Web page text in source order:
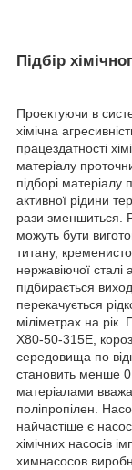
Підбір
Проектуючи в
хімічна
працездатності
матеріалу
підборі матеріалу
активної рідини
рази зменшиться.
можуть бути
титану,
нержавіючої сталі
підбирається
перекачується
міліметрах на
Х80-50-315Е,
середовища по
становить менше
матеріалами
поліпропілен.
найчастіше є
хімічних насосів
химнасосов